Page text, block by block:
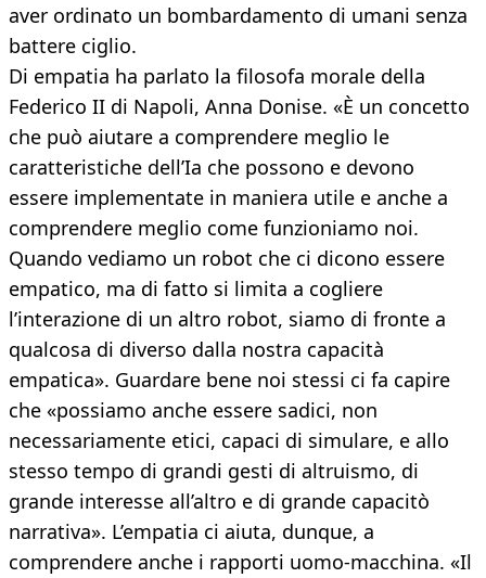
aver ordinato un bombardamento di umani senza
battere ciglio.
Di empatia ha parlato la filosofa morale della
Federico II di Napoli, Anna Donise. «È un concetto
che può aiutare a comprendere meglio le
caratteristiche dell’Ia che possono e devono
essere implementate in maniera utile e anche a
comprendere meglio come funzioniamo noi.
Quando vediamo un robot che ci dicono essere
empatico, ma di fatto si limita a cogliere
l’interazione di un altro robot, siamo di fronte a
qualcosa di diverso dalla nostra capacità
empatica». Guardare bene noi stessi ci fa capire
che «possiamo anche essere sadici, non
necessariamente etici, capaci di simulare, e allo
stesso tempo di grandi gesti di altruismo, di
grande interesse all’altro e di grande capacitò
narrativa». L’empatia ci aiuta, dunque, a
comprendere anche i rapporti uomo-macchina. «Il